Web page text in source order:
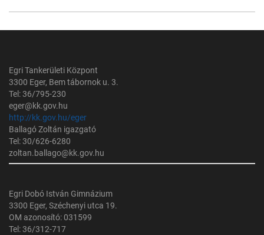
Egri Tankerületi Központ
3300 Eger, Bem tábornok u. 3.
Tel: 36/795-230
eger@kk.gov.hu
http://kk.gov.hu/eger
Ballagó Zoltán igazgató
Tel: 30/626-6280
zoltan.ballago@kk.gov.hu
Egri Dobó István Gimnázium
3300 Eger, Széchenyi utca 19.
OM azonosító: 031599
Tel: 36/312-717